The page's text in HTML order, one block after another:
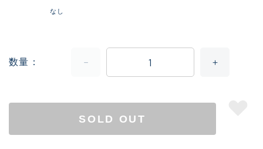
なし
数量
SOLD OUT